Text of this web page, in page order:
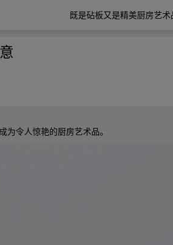
既是砧板又是精美厨房艺
令人惊艳的厨房艺术品。